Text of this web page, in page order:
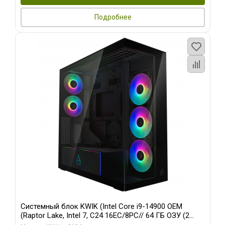
Подробнее
Системный блок KWIK (Intel Core i9-14900 OEM
(Raptor Lake, Intel 7, C24 16EC/8PC// 64 ГБ ОЗУ (2